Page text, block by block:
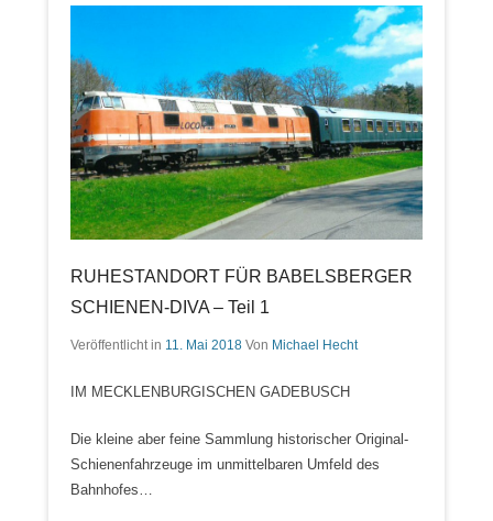
RUHESTANDORT FÜR BABELSBERGER
SCHIENEN-DIVA – Teil 1
Veröffentlicht in 11. Mai 2018 Von Michael Hecht
IM MECKLENBURGISCHEN GADEBUSCH
Die kleine aber feine Sammlung historischer Original-
Schienenfahrzeuge im unmittelbaren Umfeld des
Bahnhofes…